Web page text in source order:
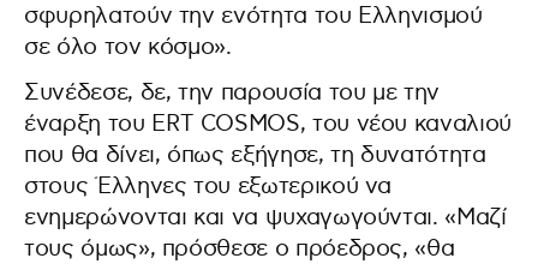
σφυρηλατούν την ενότητα του Ελληνισμού
σε όλο τον κόσμο».
Συνέδεσε, δε, την παρουσία του με την
έναρξη του ERT COSMOS, του νέου καναλιού
που θα δίνει, όπως εξήγησε, τη δυνατότητα
στους Έλληνες του εξωτερικού να
ενημερώνονται και να ψυχαγωγούνται. «Μαζί
τους όμως», πρόσθεσε ο πρόεδρος, «θα